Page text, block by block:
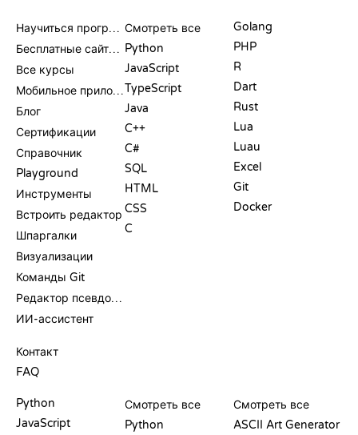
Научиться программировать
Бесплатные сайты для программирования
Все курсы
Мобильное приложение
Блог
Сертификации
Справочник
Playground
Инструменты
Встроить редактор
Шпаргалки
Визуализации
Команды Git
Редактор псевдокода
ИИ-ассистент
Контакт
FAQ
Смотреть все
Python
JavaScript
TypeScript
Java
C++
C#
SQL
HTML
CSS
C
Golang
PHP
R
Dart
Rust
Lua
Luau
Excel
Git
Docker
Python
JavaScript
Смотреть все
Python
Смотреть все
ASCII Art Generator